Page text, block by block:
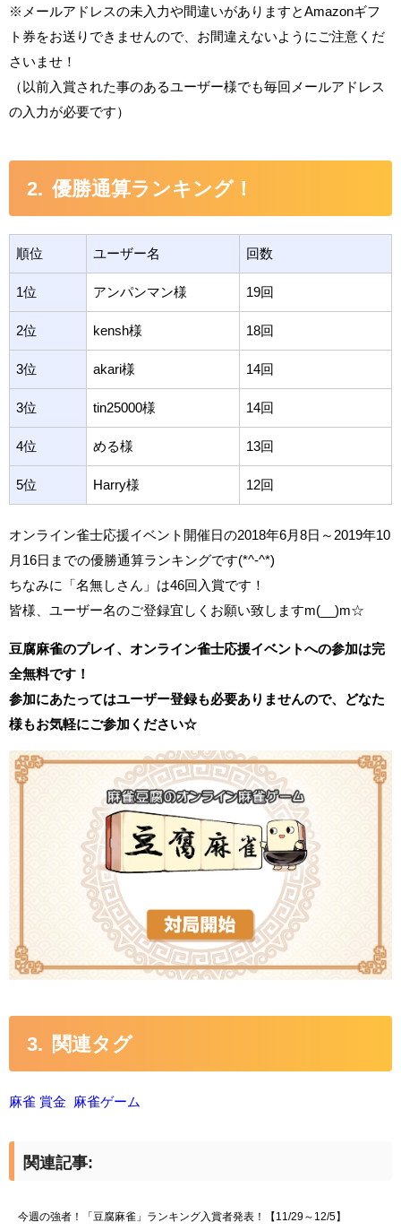
※メールアドレスの未入力や間違いがありますとAmazonギフ
ト券をお送りできませんので、お間違えないようにご注意くだ
さいませ！
（以前入賞された事のあるユーザー様でも毎回メールアドレス
の入力が必要です）
優勝通算ランキング！
順位 ユーザー名 回数
1位 アンパンマン様 19回
2位 kensh様 18回
3位 akari様 14回
3位 tin25000様 14回
4位 める様 13回
5位 Harry様 12回
オンライン雀士応援イベント開催日の2018年6月8日～2019年10
月16日までの優勝通算ランキングです(*^-^*)
ちなみに「名無しさん」は46回入賞です！
皆様、ユーザー名のご登録宜しくお願い致しますm(__)m☆
豆腐麻雀のプレイ、オンライン雀士応援イベントへの参加は完
全無料です！
参加にあたってはユーザー登録も必要ありませんので、どなた
様もお気軽にご参加ください☆
関連タグ
麻雀 賞金 麻雀ゲーム
関連記事:
今週の強者！「豆腐麻雀」ランキング入賞者発表！【11/29～12/5】